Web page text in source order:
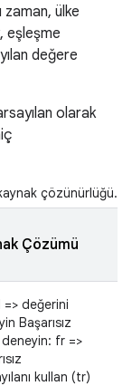
zaman, ülke
eşleşme
değere
olarak
çözünürlüğü.
Çözümü
=> değerini
Başarısız
fr =>
kullan (tr)